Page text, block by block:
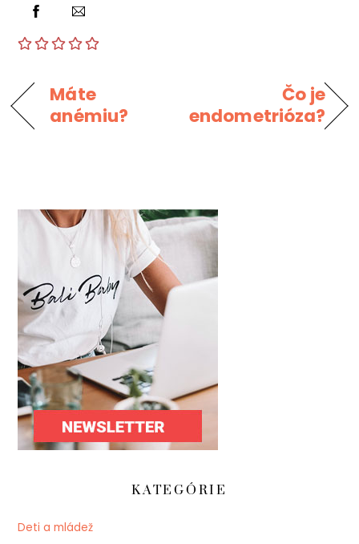
Máte
anémiu?
Čo je
endometrióza?
KATEGÓRIE
Deti a mládež